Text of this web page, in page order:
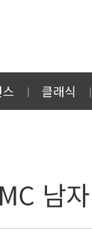
클래식
남자